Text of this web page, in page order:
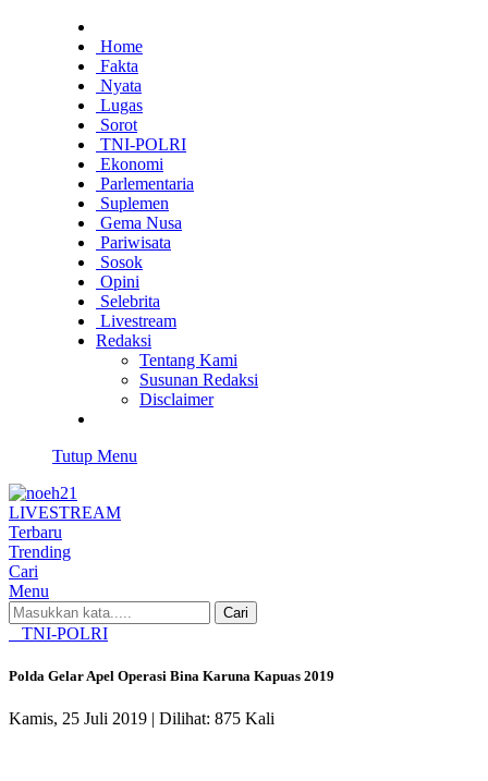
Home
Fakta
Nyata
Lugas
Sorot
TNI-POLRI
Ekonomi
Parlementaria
Suplemen
Gema Nusa
Pariwisata
Sosok
Opini
Selebrita
Livestream
Redaksi
Tentang Kami
Susunan Redaksi
Disclaimer
Tutup Menu
LIVESTREAM
Terbaru
Trending
Cari
Menu
Cari
TNI-POLRI
Polda Gelar Apel Operasi Bina Karuna Kapuas 2019
Kamis, 25 Juli 2019 | Dilihat: 875 Kali